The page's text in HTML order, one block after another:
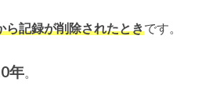
ら記録が削除されたときです。
年。